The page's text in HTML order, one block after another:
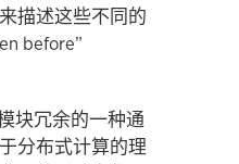
描述这些不同的
before”
块冗余的一种通
分布式计算的理